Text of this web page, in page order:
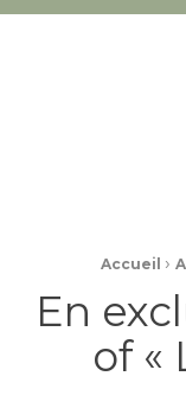
4 étoiles
Fil d'Ariane :Accueil ›
En
of «